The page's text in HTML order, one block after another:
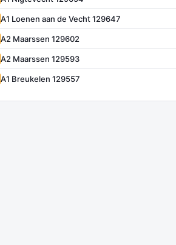
A1 Loenen aan de Vecht 129647
A2 Maarssen 129602
A2 Maarssen 129593
A1 Breukelen 129557